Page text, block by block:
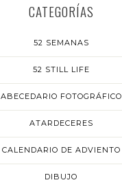
CATEGORÍAS
52 SEMANAS
52 STILL LIFE
ABECEDARIO FOTOGRÁFICO
ATARDECERES
CALENDARIO DE ADVIENTO
DIBUJO